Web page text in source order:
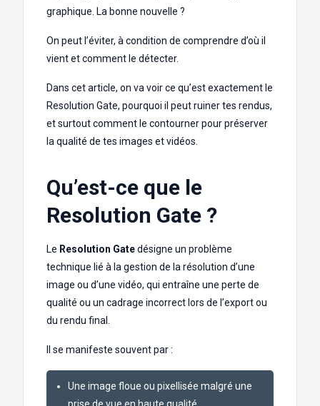
graphique. La bonne nouvelle ?
On peut l’éviter, à condition de comprendre d’où il
vient et comment le détecter.
Dans cet article, on va voir ce qu’est exactement le
Resolution Gate, pourquoi il peut ruiner tes rendus,
et surtout comment le contourner pour préserver
la qualité de tes images et vidéos.
Qu’est-ce que le
Resolution Gate ?
Le Resolution Gatedésigne un problème
technique lié à la gestion de la résolution d’une
image ou d’une vidéo, qui entraîne une perte de
qualité ou un cadrage incorrect lors de l’export ou
du rendu final.
Il se manifeste souvent par :
Une image floue ou pixellisée malgré une